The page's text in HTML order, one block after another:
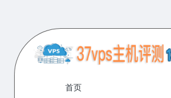
content
首页